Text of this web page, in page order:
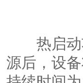
热启动功
源后，设